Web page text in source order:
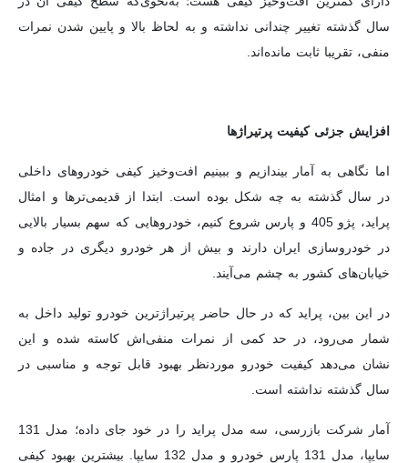
سال گذشته تغییر چندانی نداشته و به لحاظ بالا و پایین شدن نمرات
منفی، تقریبا ثابت مانده‌اند.
افزایش جزئی کیفیت پرتیراژها
اما نگاهی به آمار بیندازیم و ببینیم افت‌و‌خیز کیفی خودروهای داخلی
در سال گذشته به چه شکل بوده است. ابتدا از قدیمی‌تر‌ها و امثال
پراید، پژو 405 و پارس شروع کنیم، خودروهایی که سهم بسیار بالایی
در خودروسازی ایران دارند و بیش از هر خودرو دیگری در جاده و
خیابان‌های کشور به چشم می‌آیند.
در این بین، پراید که در حال حاضر پرتیراژترین خودرو تولید داخل به
شمار می‌رود، در حد کمی از نمرات منفی‌اش کاسته شده و این
نشان می‌دهد کیفیت خودرو موردنظر بهبود قابل توجه و مناسبی در
سال گذشته نداشته است.
آمار شرکت بازرسی، سه مدل پراید را در خود جای داده؛ مدل 131
سایپا، مدل 131 پارس خودرو و مدل 132 سایپا. بیشترین بهبود کیفی